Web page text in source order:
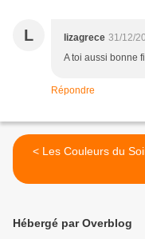
L lizagrece 31/12/
A toi aussi bonne
Répondre
< Les Couleurs du
Hébergé par Overblog